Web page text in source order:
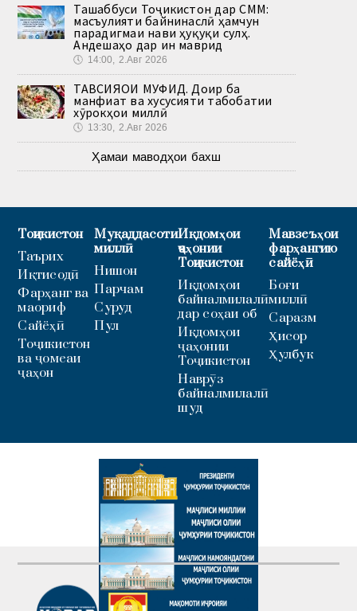
Ташаббуси Тоҷикистон дар СММ:
масъулияти байнинаслӣ ҳамчун
парадигмаи нави ҳуқуқи сулҳ.
Андешаҳо дар ин маврид
🕔 14:00, 2.Авг 2026
ТАВСИЯҲОИ МУФИД. Доир ба
манфиат ва хусусияти табобатии
хӯрокҳои миллӣ
🕔 13:30, 2.Авг 2026
Ҳамаи маводҳои бахш
Тоҷикистон
Таърих
Иқтисодӣ
Фарҳанг ва
маориф
Сайёҳӣ
Тоҷикистон
ва ҷомеаи
ҷаҳон
Муқаддасоти
миллӣ
Нишон
Парчам
Суруд
Пул
Иқдомҳои
ҷаҳонии
Тоҷикистон
Иқдомҳои
байналмилалӣ
дар соҳаи об
Иқдомҳои
ҷаҳонии
Тоҷикистон
Наврӯз
байналмилалӣ
шуд
Мавзеъҳои
фарҳангию
сайёҳӣ
Боғи
миллӣ
Саразм
Ҳисор
Ҳулбук